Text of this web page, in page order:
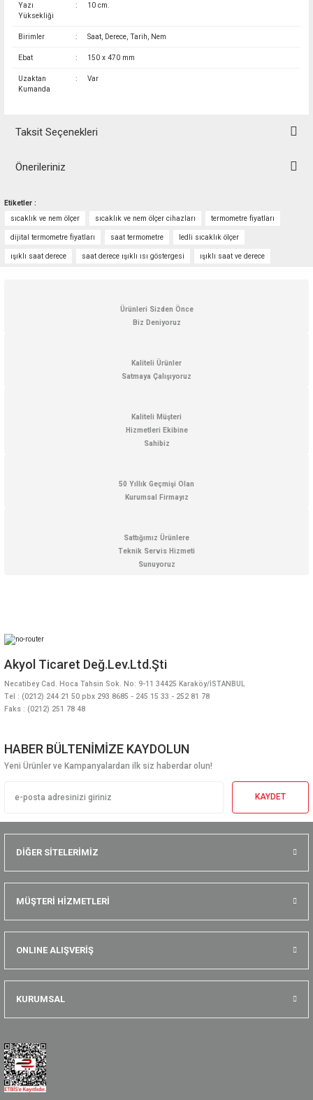
Yazı
Yüksekliği
: 10 cm.
Birimler : Saat, Derece, Tarih, Nem
Ebat : 150 x 470 mm
Uzaktan
Kumanda
: Var
Taksit Seçenekleri
Önerileriniz
yetersiz gördüğünüz noktaları öneri formunu kullanarak tarafımıza
iletebilirsiniz.
Görüş ve önerileriniz için teşekkür ederiz.
Ürün bilgilerinde hatalar bulunuyor.
Ürün fiyatı diğer sitelerden daha pahalı.
Gönder
Etiketler :
sıcaklık ve nem ölçer
sıcaklık ve nem ölçer cihazları termometre fiyatları
dijital termometre fiyatları saat termometre ledli sıcaklık ölçer
ışıklı saat derece saat derece ışıklı ısı göstergesi ışıklı saat ve derece
Ürünleri Sizden Önce
Biz Deniyoruz
Kaliteli Ürünler
Satmaya Çalışıyoruz
Kaliteli Müşteri
Hizmetleri Ekibine
Sahibiz
50 Yıllık Geçmişi Olan
Kurumsal Firmayız
Sattığımız Ürünlere
Teknik Servis Hizmeti
Sunuyoruz
Akyol Ticaret Değ.Lev.Ltd.Şti
Necatibey Cad. Hoca Tahsin Sok. No: 9-11 34425 Karaköy/İSTANBUL
Tel : (0212) 244 21 50 pbx 293 8685 - 245 15 33 - 252 81 78
Faks : (0212) 251 78 48
HABER BÜLTENİMİZE KAYDOLUN
Yeni Ürünler ve Kampanyalardan ilk siz haberdar olun!
KAYDET
DİĞER SİTELERİMİZ
MÜŞTERİ HİZMETLERİ
ONLINE ALIŞVERİŞ
KURUMSAL